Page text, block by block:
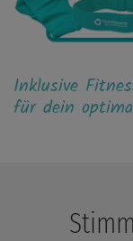
Inklusive
für dein